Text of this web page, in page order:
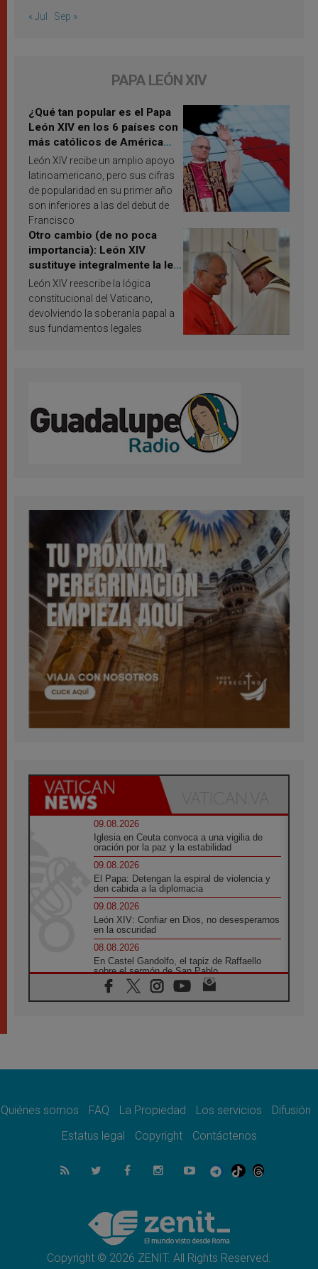
« Jul Sep »
PAPA LEÓN XIV
¿Qué tan popular es el Papa
León XIV en los 6 países con
más católicos de América
Latina en 2026? Publican
resultados de investigación
León XIV recibe un amplio apoyo
latinoamericano, pero sus cifras
de popularidad en su primer año
son inferiores a las del debut de
Francisco
Otro cambio (de no poca
importancia): León XIV
sustituye integralmente la ley
vaticana de Papa Francisco
León XIV reescribe la lógica
constitucional del Vaticano,
devolviendo la soberanía papal a
sus fundamentos legales
09.08.2026
Iglesia en Ceuta convoca a una vigilia de
oración por la paz y la estabilidad
09.08.2026
El Papa: Detengan la espiral de violencia y
den cabida a la diplomacia
09.08.2026
León XIV: Confiar en Dios, no desesperarnos
en la oscuridad
08.08.2026
En Castel Gandolfo, el tapiz de Raffaello
sobre el sermón de San Pablo
08.08.2026
En Colombia, «la paz no se compra con una
08.08.2026
08.08.2026
del Buen Consejo de Genazzano
Filipinas: el Vicariato Apostólico de Calapán
se convierte en diócesis
Honduras: Los desplazados invisibles de una
crisis olvidada
Quiénes somos FAQ La Propiedad Los servicios
Difusión
Estatus legal
Copyright Contáctenos
Copyright © 2026 ZENIT. All Rights Reserved.